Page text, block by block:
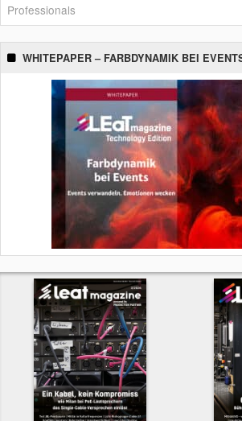
Professionals
WHITEPAPER – FARBDYNAMIK BEI